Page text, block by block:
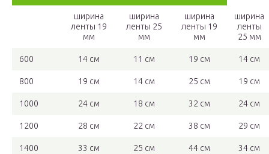
ширина
ленты 19
мм
ширина
ленты 25
мм
ширина
ленты 19
мм
ширина
ленты
25 мм
600 14 см 11 см 19 см 14 см
800 19 см 14 см 25 см 19 см
1000 24 см 18 см 32 см 24 см
1200 28 см 22 см 38 см 29 см
1400 33 см 25 см 44 см 34 см